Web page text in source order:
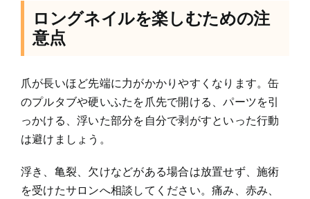
ロングネイルを楽しむための注
意点
爪が長いほど先端に力がかかりやすくなります。缶
のプルタブや硬いふたを爪先で開ける、パーツを引
っかける、浮いた部分を自分で剥がすといった行動
は避けましょう。
浮き、亀裂、欠けなどがある場合は放置せず、施術
を受けたサロンへ相談してください。痛み、赤み、